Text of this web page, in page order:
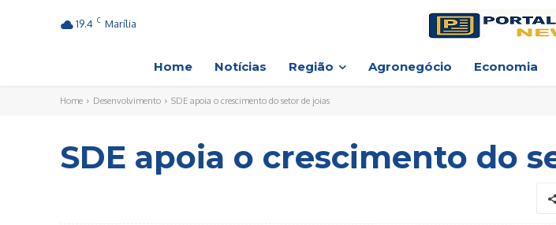
19.4 C Marília
Home Notícias Região Agronegócio Economia
Home Desenvolvimento SDE apoia o crescimento do setor de joias
SDE apoia o crescimento do